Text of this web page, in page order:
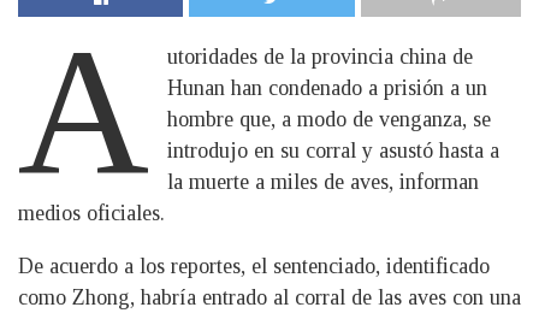
A
utoridades de la provincia china de
Hunan han condenado a prisión a un
hombre que, a modo de venganza, se
introdujo en su corral y asustó hasta a
la muerte a miles de aves, informan
medios oficiales.
De acuerdo a los reportes, el sentenciado, identificado
como Zhong, habría entrado al corral de las aves con una